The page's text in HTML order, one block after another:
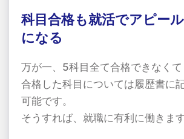
科目合格も就活でアピー
になる
万が一、5科目全て合格できなく
合格した科目については履歴書に
可能です。
そうすれば、就職に有利に働きます